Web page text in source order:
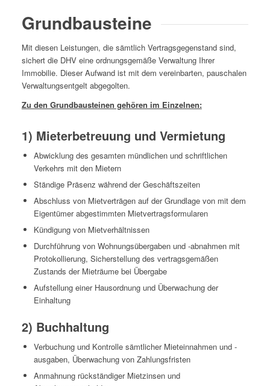
Grundbausteine
Mit diesen Leistungen, die sämtlich Vertragsgegenstand sind,
sichert die DHV eine ordnungsgemäße Verwaltung Ihrer
Immobilie. Dieser Aufwand ist mit dem vereinbarten, pauschalen
Verwaltungsentgelt abgegolten.
Zu den Grundbausteinen gehören im Einzelnen:
1) Mieterbetreuung und Vermietung
Abwicklung des gesamten mündlichen und schriftlichen
Verkehrs mit den Mietern
Ständige Präsenz während der Geschäftszeiten
Abschluss von Mietverträgen auf der Grundlage von mit dem
Eigentümer abgestimmten Mietvertragsformularen
Kündigung von Mietverhältnissen
Durchführung von Wohnungsübergaben und -abnahmen mit
Protokollierung, Sicherstellung des vertragsgemäßen
Zustands der Mieträume bei Übergabe
Aufstellung einer Hausordnung und Überwachung der
Einhaltung
2) Buchhaltung
Verbuchung und Kontrolle sämtlicher Mieteinnahmen und -
ausgaben, Überwachung von Zahlungsfristen
Anmahnung rückständiger Mietzinsen und